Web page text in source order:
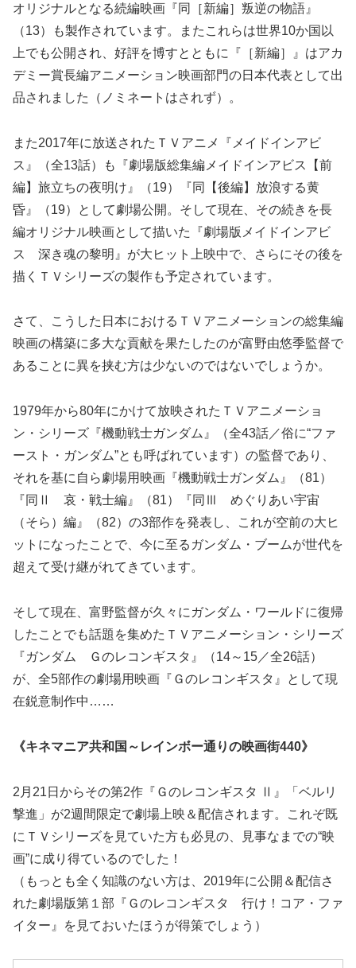
オリジナルとなる続編映画『同［新編］叛逆の物語』
（13）も製作されています。またこれらは世界10か国以
上でも公開され、好評を博すとともに『［新編］』はアカ
デミー賞長編アニメーション映画部門の日本代表として出
品されました（ノミネートはされず）。
また2017年に放送されたＴＶアニメ『メイドインアビ
ス』（全13話）も『劇場版総集編メイドインアビス【前
編】旅立ちの夜明け』（19）『同【後編】放浪する黄
昏』（19）として劇場公開。そして現在、その続きを長
編オリジナル映画として描いた『劇場版メイドインアビ
ス 深き魂の黎明』が大ヒット上映中で、さらにその後を
描くＴＶシリーズの製作も予定されています。
さて、こうした日本におけるＴＶアニメーションの総集編
映画の構築に多大な貢献を果たしたのが富野由悠季監督で
あることに異を挟む方は少ないのではないでしょうか。
1979年から80年にかけて放映されたＴＶアニメーショ
ン・シリーズ『機動戦士ガンダム』（全43話／俗に“ファ
ースト・ガンダム”とも呼ばれています）の監督であり、
それを基に自ら劇場用映画『機動戦士ガンダム』（81）
『同Ⅱ 哀・戦士編』（81）『同Ⅲ めぐりあい宇宙
（そら）編』（82）の3部作を発表し、これが空前の大ヒ
ットになったことで、今に至るガンダム・ブームが世代を
超えて受け継がれてきています。
そして現在、富野監督が久々にガンダム・ワールドに復帰
したことでも話題を集めたＴＶアニメーション・シリーズ
『ガンダム Ｇのレコンギスタ』（14～15／全26話）
が、全5部作の劇場用映画『Ｇのレコンギスタ』として現
在鋭意制作中……
《キネマニア共和国～レインボー通りの映画街440》
2月21日からその第2作『Ｇのレコンギスタ Ⅱ』「ベルリ
撃進」が2週間限定で劇場上映＆配信されます。これぞ既
にＴＶシリーズを見ていた方も必見の、見事なまでの“映
画”に成り得ているのでした！
（もっとも全く知識のない方は、2019年に公開＆配信さ
れた劇場版第１部『Ｇのレコンギスタ 行け！コア・ファ
イター』を見ておいたほうが得策でしょう）